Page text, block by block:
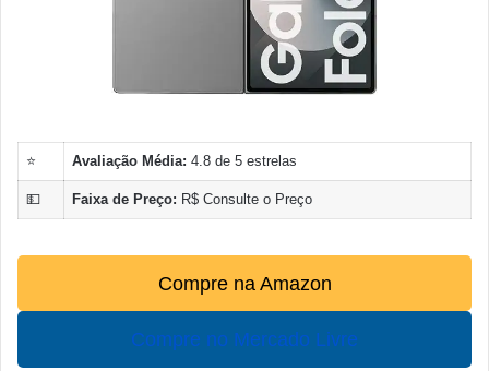
⭐ Avaliação Média: 4.8 de 5 estrelas
💵 Faixa de Preço: R$ Consulte o Preço
Compre na Amazon
Compre no Mercado Livre